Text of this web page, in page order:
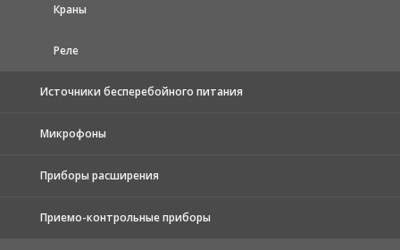
Краны
Реле
Источники бесперебойного питания
Микрофоны
Приборы расширения
Приемо-контрольные приборы